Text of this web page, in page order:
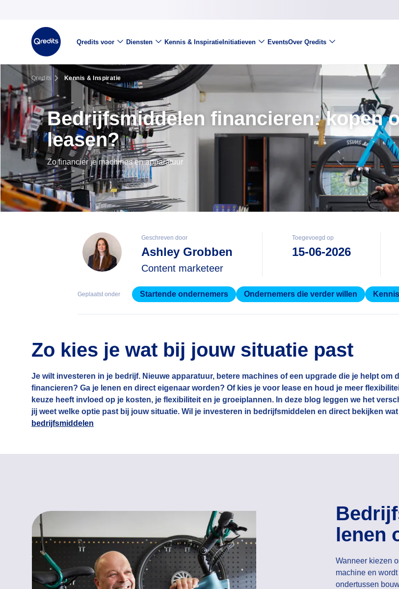
Qredits voor Diensten Kennis & InspiratieInitiatieven EventsOver Qredits
Qredits Kennis & Inspiratie
Bedrijfsmiddelen financieren: kopen
leasen?
Zo financier je machines en apparatuur
Geschreven door
Ashley Grobben
Content marketeer
Toegevoegd op
15-06-2026
Geplaatst onder Startende ondernemers Ondernemers die verder willen
Zo kies je wat bij jouw situatie past
Je wilt investeren in je bedrijf. Nieuwe apparatuur, betere machines of een upgrade die je helpt om
financieren? Ga je lenen en direct eigenaar worden? Of kies je voor lease en houd je meer
keuze heeft invloed op je kosten, je flexibiliteit en je groeiplannen. In deze blog leggen we het
jij weet welke optie past bij jouw situatie. Wil je investeren in bedrijfsmiddelen en direct bekijken
bedrijfsmiddelen
lenen
Wanneer kiezen
machine en
ondertussen